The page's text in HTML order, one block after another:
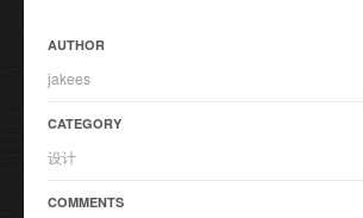
AUTHOR
jakees
CATEGORY
设计
COMMENTS